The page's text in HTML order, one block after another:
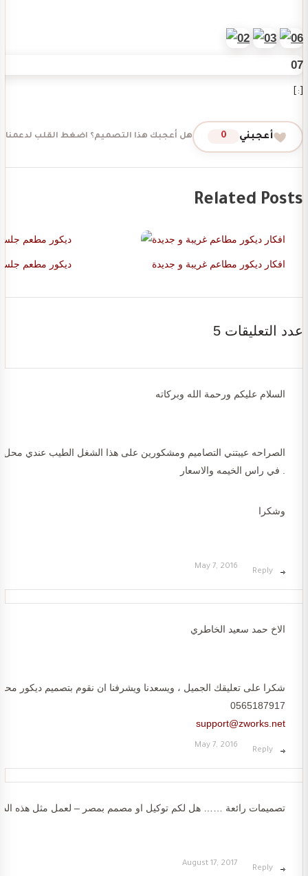
[:]
أعجبني 0 هل أعجبك هذا التصميم؟ اضغط القلب لدعمنا
Related Posts
ديكور مطعم افكار ديكور مطاعم غريبة و جديدة
5 عدد التعليقات
السلام عليكم ورحمة الله وبركاته
وشكرا
Reply
May 7, 2016
الاخ حمد سعيد الخاطري
شكرا على تعليقك الجميل ، ويسعدنا ويشرفنا ان نقوم بتصميم ديكور محل
0565187917
support@zworks.net
Reply
May 7, 2016
تصميمات رائعة …… هل لكم توكيل او مصمم بمصر – لعمل مثل هذه
Reply
August 17, 2017